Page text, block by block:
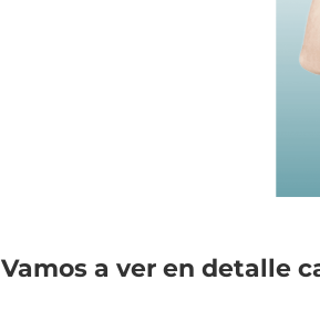
Vamos a ver en detalle